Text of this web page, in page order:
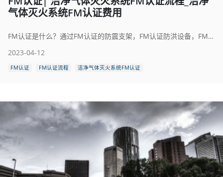
气体灭火系统FM认证费用
FM认证是什么？通过FM认证的防震支架，FM认证防洪设备，FM认证洁净灭火系统有哪些市场优势？洁净气体灭火系统FM认证流程，洁净气体灭火系统FM认证的费用，洁净气体灭火系统FM认证的标准以及FM认证要求具体是什么？
2023-04-12
FM认证 FM认证流程 洁净气体灭火系统FM认证